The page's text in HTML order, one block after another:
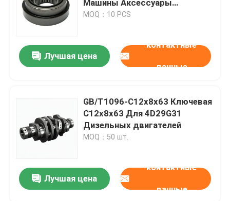
Домой
Видеозаписи
Экскурсия по заводу
Машины Аксессуары
коленчатого вала
MOQ：10 PCS
Лучшая цена
контактные
данные
GB/T1096-C12x8x63 Ключевая
C12x8x63 Для 4D29G31
Дизельных двигателей
MOQ：50 шт.
Лучшая цена
контактные
данные